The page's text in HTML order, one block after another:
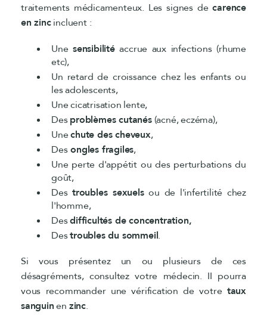
traitements médicamenteux. Les signes decarence
en zincincluent :
Une sensibilitéaccrue aux infections (rhume
etc),
Un retard de croissance chez les enfants ou
les adolescents,
Une cicatrisation lente,
Desproblèmes cutanés(acné, eczéma),
Unechute des cheveux,
Desongles fragiles,
Une perte d'appétit ou des perturbations du
goût,
Destroubles sexuelsou de l'infertilité chez
l'homme,
Desdifficultés de concentration,
Destroubles du sommeil.
Si vous présentez un ou plusieurs de ces
désagréments, consultez votre médecin. II pourra
vous recommander une vérification de votre taux
sanguinen zinc.